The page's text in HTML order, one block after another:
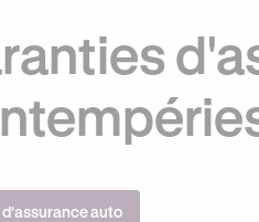
d'assurance auto